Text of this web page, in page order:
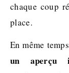
chaque coup
place.
En même
un aperçu